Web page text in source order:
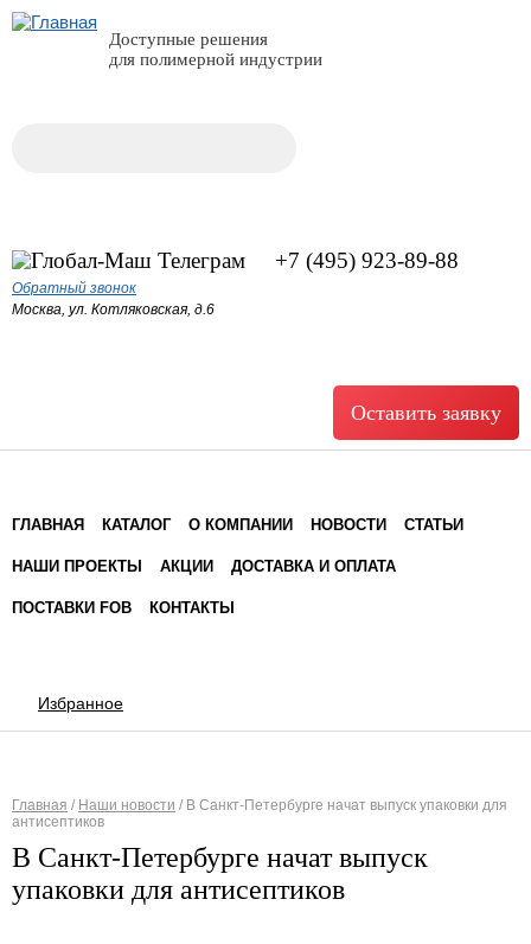
Доступные решения
для полимерной индустрии
+7 (495) 923-89-88
Обратный звонок
Москва, ул. Котляковская, д.6
Оставить заявку
ГЛАВНАЯ КАТАЛОГ О КОМПАНИИ НОВОСТИ СТАТЬИ
НАШИ ПРОЕКТЫ АКЦИИ ДОСТАВКА И ОПЛАТА
ПОСТАВКИ FOB КОНТАКТЫ
Избранное
Вы здесь
Главная / Наши новости / В Санкт-Петербурге начат выпуск упаковки для
антисептиков
В Санкт-Петербурге начат выпуск
упаковки для антисептиков